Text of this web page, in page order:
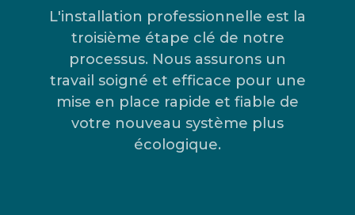
L'installation professionnelle est la
troisième étape clé de notre
processus. Nous assurons un
travail soigné et efficace pour une
mise en place rapide et fiable de
votre nouveau système plus
écologique.